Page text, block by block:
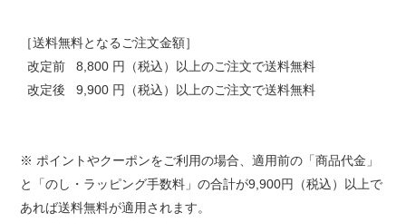
［送料無料となるご注文金額］
改定前 8,800 円（税込）以上のご注文で送料無料
改定後 9,900 円（税込）以上のご注文で送料無料
※ ポイントやクーポンをご利用の場合、適用前の「商品代金」
と「のし・ラッピング手数料」の合計が9,900円（税込）以上で
あれば送料無料が適用されます。